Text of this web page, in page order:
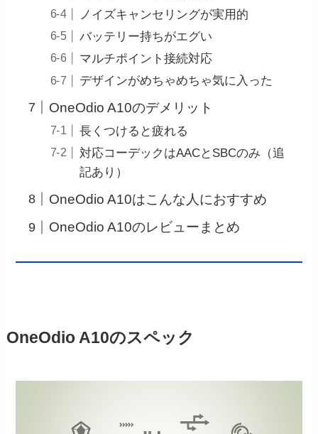
ノイズキャンセリングが実用的
バッテリー持ちがエグい
マルチポイント接続対応
デザインがめちゃめちゃ気に入った
OneOdio A10のデメリット
長くつけると疲れる
対応コーデックはAACとSBCのみ（追
記あり）
OneOdio A10はこんな人におすすめ
OneOdio A10のレビューまとめ
OneOdio A10のスペック